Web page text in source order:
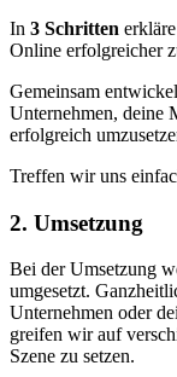
In 3 Schritten
Online erfolgreicher
Gemeinsam
Unternehmen, deine
erfolgreich
Treffen wir uns
2. Umsetzung
Bei der Umsetzung
umgesetzt.
Unternehmen oder
greifen wir auf
Szene zu setzen.